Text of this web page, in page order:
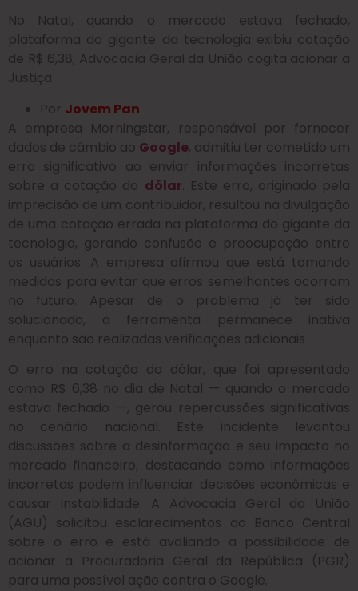
No Natal, quando o mercado estava fechado,
plataforma do gigante da tecnologia exibiu cotação
de R$ 6,38; Advocacia Geral da União cogita acionar a
Justiça
Por Jovem Pan
A empresa Morningstar, responsável por fornecer
dados de câmbio ao Google, admitiu ter cometido um
erro significativo ao enviar informações incorretas
sobre a cotação do dólar. Este erro, originado pela
imprecisão de um contribuidor, resultou na divulgação
de uma cotação errada na plataforma do gigante da
tecnologia, gerando confusão e preocupação entre
os usuários. A empresa afirmou que está tomando
medidas para evitar que erros semelhantes ocorram
no futuro. Apesar de o problema já ter sido
solucionado, a ferramenta permanece inativa
enquanto são realizadas verificações adicionais
O erro na cotação do dólar, que foi apresentado
como R$ 6,38 no dia de Natal — quando o mercado
estava fechado —, gerou repercussões significativas
no cenário nacional. Este incidente levantou
discussões sobre a desinformação e seu impacto no
mercado financeiro, destacando como informações
incorretas podem influenciar decisões econômicas e
causar instabilidade. A Advocacia Geral da União
(AGU) solicitou esclarecimentos ao Banco Central
sobre o erro e está avaliando a possibilidade de
acionar a Procuradoria Geral da República (PGR)
para uma possível ação contra o Google.